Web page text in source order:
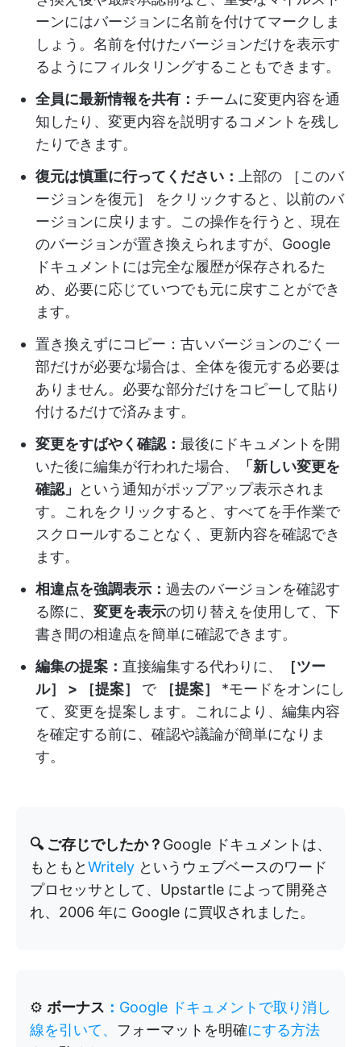
ーンにはバージョンに名前を付けてマークしま
しょう。名前を付けたバージョンだけを表示す
るようにフィルタリングすることもできます。
全員に最新情報を共有： チームに変更内容を通
知したり、変更内容を説明するコメントを残し
たりできます。
復元は慎重に行ってください：
上部の ［このバ
ージョンを復元］ をクリックすると、以前のバ
ージョンに戻ります。この操作を行うと、現在
のバージョンが置き換えられますが、Google
ドキュメントには完全な履歴が保存されるた
め、必要に応じていつでも元に戻すことができ
ます。
置き換えずにコピー：古いバージョンのごく一
部だけが必要な場合は、全体を復元する必要は
ありません。必要な部分だけをコピーして貼り
付けるだけで済みます。
変更をすばやく確認： 最後にドキュメントを開
いた後に編集が行われた場合、
「新しい変更を
確認」
という通知がポップアップ表示されま
す。これをクリックすると、すべてを手作業で
スクロールすることなく、更新内容を確認でき
ます。
相違点を強調表示： 過去のバージョンを確認す
る際に、 変更を表示の切り替えを使用して、下
書き間の相違点を簡単に確認できます。
編集の提案： 直接編集する代わりに、
［ツー
ル］ > ［提案］ で ［提案］ *モードをオンにし
て、変更を提案します。これにより、編集内容
を確定する前に、確認や議論が簡単になりま
す。
🔍 ご存じでしたか？ Google ドキュメントは、
もともとWritely というウェブベースのワード
プロセッサとして、Upstartle によって開発さ
れ、2006 年に Google に買収されました。
⚙️ ボーナス ： Google ドキュメントで取り消し
線を引いて、 フォーマットを明確にする方法